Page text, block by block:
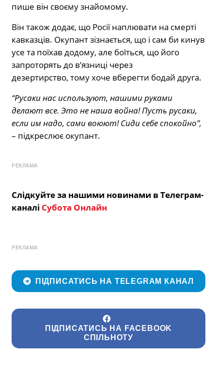
пише він своєму знайомому.
Він також додає, що Росії наплювати на смерті
кавказців. Окупант зізнається, що і сам би кинув
усе та поїхав додому, але боїться, що його
запроторять до в’язниці через
дезертирство, тому хоче вберегти бодай друга.
“Русаки нас используют, нашими руками
делают все. Это не наша война! Пусть русаки,
если им надо, сами воюют! Сиди себе спокойно”,
– підкреслює окупант.
РЕКЛАМА
Слідкуйте за нашими новинами в Телеграм-
каналі Субота Онлайн
РЕКЛАМА
ПІДПИСАТИСЬ НА TELEGRAM КАНАЛ
ПІДПИСАТИСЬ НА FACEBOOK
СПІЛЬНОТУ